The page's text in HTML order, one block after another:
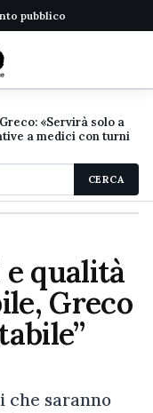
pubblico
«Servirà solo a
a medici con turni
CERCA
qualità
Greco
che saranno